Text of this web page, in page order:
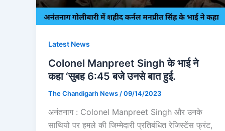
Latest News
Colonel Manpreet Singh के भाई ने
कहा ‘सुबह 6:45 बजे उनसे बात हुई.
The Chandigarh News /09/14/2023
अनंतनाग : Colonel Manpreet Singh और उनके
साथियो पर हमले की जिम्मेदारी प्रतिबंधित रेजिस्टेंस फ्रंट,